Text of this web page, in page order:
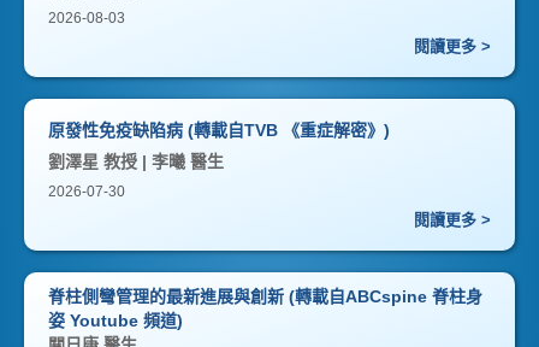
2026-08-03
閱讀更多 >
原發性免疫缺陷病 (轉載自TVB 《重症解密》)
劉澤星 教授 | 李曦 醫生
2026-07-30
閱讀更多 >
脊柱側彎管理的最新進展與創新 (轉載自ABCspine 脊柱身
姿 Youtube 頻道)